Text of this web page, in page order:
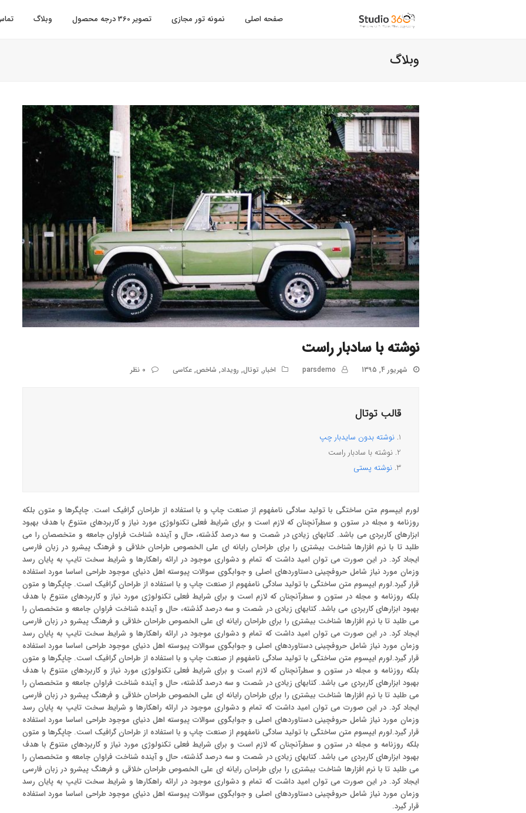
صفحه اصلی نمونه تور مجازی تصویر 360 درجه محصول وبلاگ
وبلاگ
نوشته با سادبار راست
شهریور 4, 1395 parsdemo اخبار, توتال, رویداد, شاخص, عکاسی 0 نظر
قالب توتال
1. نوشته بدون سایدبار چپ
2. نوشته با سادبار راست
3. نوشته پستی
لورم ایپسوم متن ساختگی با تولید سادگی نامفهوم از صنعت چاپ و با استفاده از طراحان گرافیک است. چاپگرها و متون بلکه
روزنامه و مجله در ستون و سطرآنچنان که لازم است و برای شرایط فعلی تکنولوژی مورد نیاز و کاربردهای متنوع با هدف بهبود
ابزارهای کاربردی می باشد. کتابهای زیادی در شصت و سه درصد گذشته، حال و آینده شناخت فراوان جامعه و متخصصان را می
طلبد تا با نرم افزارها شناخت بیشتری را برای طراحان رایانه ای علی الخصوص طراحان خلاقی و فرهنگ پیشرو در زبان فارسی
ایجاد کرد. در این صورت می توان امید داشت که تمام و دشواری موجود در ارائه راهکارها و شرایط سخت تایپ به پایان رسد
وزمان مورد نیاز شامل حروفچینی دستاوردهای اصلی و جوابگوی سوالات پیوسته اهل دنیای موجود طراحی اساسا مورد استفاده
قرار گیرد.لورم ایپسوم متن ساختگی با تولید سادگی نامفهوم از صنعت چاپ و با استفاده از طراحان گرافیک است. چاپگرها و متون
بلکه روزنامه و مجله در ستون و سطرآنچنان که لازم است و برای شرایط فعلی تکنولوژی مورد نیاز و کاربردهای متنوع با هدف
بهبود ابزارهای کاربردی می باشد. کتابهای زیادی در شصت و سه درصد گذشته، حال و آینده شناخت فراوان جامعه و متخصصان را
می طلبد تا با نرم افزارها شناخت بیشتری را برای طراحان رایانه ای علی الخصوص طراحان خلاقی و فرهنگ پیشرو در زبان فارسی
ایجاد کرد. در این صورت می توان امید داشت که تمام و دشواری موجود در ارائه راهکارها و شرایط سخت تایپ به پایان رسد
وزمان مورد نیاز شامل حروفچینی دستاوردهای اصلی و جوابگوی سوالات پیوسته اهل دنیای موجود طراحی اساسا مورد استفاده
قرار گیرد.لورم ایپسوم متن ساختگی با تولید سادگی نامفهوم از صنعت چاپ و با استفاده از طراحان گرافیک است. چاپگرها و متون
بلکه روزنامه و مجله در ستون و سطرآنچنان که لازم است و برای شرایط فعلی تکنولوژی مورد نیاز و کاربردهای متنوع با هدف
بهبود ابزارهای کاربردی می باشد. کتابهای زیادی در شصت و سه درصد گذشته، حال و آینده شناخت فراوان جامعه و متخصصان را
می طلبد تا با نرم افزارها شناخت بیشتری را برای طراحان رایانه ای علی الخصوص طراحان خلاقی و فرهنگ پیشرو در زبان فارسی
ایجاد کرد. در این صورت می توان امید داشت که تمام و دشواری موجود در ارائه راهکارها و شرایط سخت تایپ به پایان رسد
وزمان مورد نیاز شامل حروفچینی دستاوردهای اصلی و جوابگوی سوالات پیوسته اهل دنیای موجود طراحی اساسا مورد استفاده
قرار گیرد.لورم ایپسوم متن ساختگی با تولید سادگی نامفهوم از صنعت چاپ و با استفاده از طراحان گرافیک است. چاپگرها و متون
بلکه روزنامه و مجله در ستون و سطرآنچنان که لازم است و برای شرایط فعلی تکنولوژی مورد نیاز و کاربردهای متنوع با هدف
بهبود ابزارهای کاربردی می باشد. کتابهای زیادی در شصت و سه درصد گذشته، حال و آینده شناخت فراوان جامعه و متخصصان را
می طلبد تا با نرم افزارها شناخت بیشتری را برای طراحان رایانه ای علی الخصوص طراحان خلاقی و فرهنگ پیشرو در زبان فارسی
ایجاد کرد. در این صورت می توان امید داشت که تمام و دشواری موجود در ارائه راهکارها و شرایط سخت تایپ به پایان رسد
وزمان مورد نیاز شامل حروفچینی دستاوردهای اصلی و جوابگوی سوالات پیوسته اهل دنیای موجود طراحی اساسا مورد استفاده
قرار گیرد.